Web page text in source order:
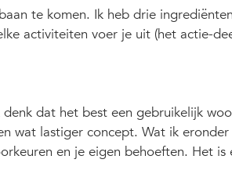
te komen. Ik heb drie ingrediënten
activiteiten voer je uit (het actie-
dat het best een gebruikelijk
wat lastiger concept. Wat ik eronder
en je eigen behoeften. Het is